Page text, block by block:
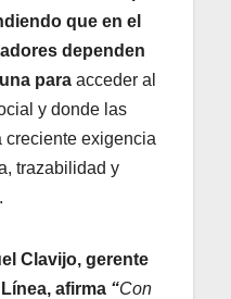
que en el
dependen
para acceder al
y donde las
creciente exigencia
trazabilidad y
Clavijo, gerente
afirma “Con